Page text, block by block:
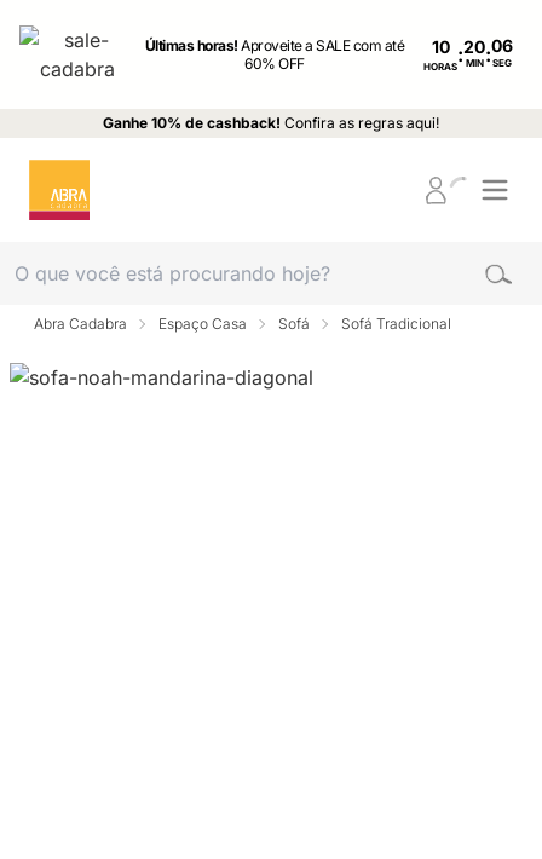
Últimas horas!Aproveite a SALE com até
60% OFF
10
HORAS: MIN : SEG
Ganhe 10% de cashback! Confira as regras aqui!
Abra Cadabra Espaço Casa Sofá Sofá Tradicional